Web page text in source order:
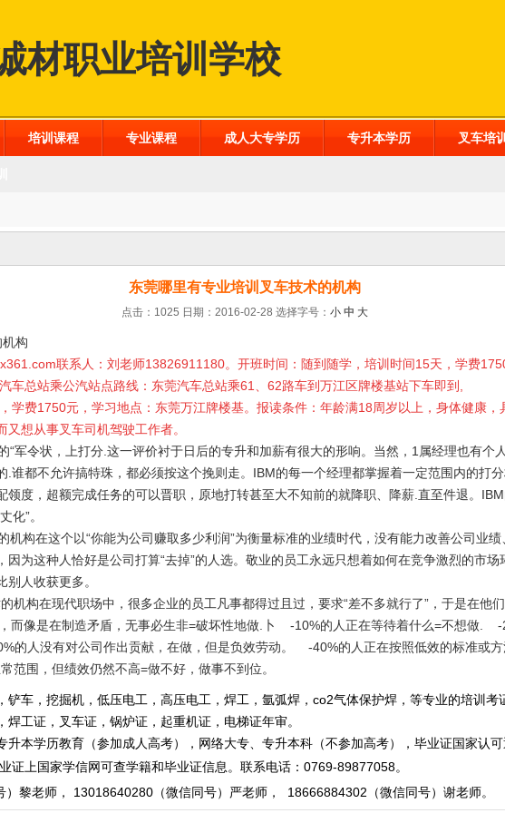
材职业培训学校
培训课程 专业课程 成人大专学历 专升本学历 叉车培训
东莞哪里有专业培训叉车技术的机构
点击：1025 日期：2016-02-28 选择字号： 小 中 大
构
联系人：刘老师13826911180。开班时间：随到随学，培训时间15天，学费
车总站乘公汽站点路线：东莞汽车总站乘61、62路车到万江区牌楼基站下车即到,
学费1750元，学习地点：东莞万江牌楼基。报读条件：年龄满18周岁以上，身体健康
想从事叉车司机驾驶工作者。
军令状，上打分.这一评价衬于日后的专升和加薪有很大的形响。当然，1属经理也有个
.谁都不允许搞特珠，都必须按这个挽则走。IBM的每一个经理都掌握着一定范围内的打
领度，超额完成任务的可以晋职，原地打转甚至大不知前的就降职、降薪.直至件退。
化”。
机构在这个以“你能为公司赚取多少利润”为衡量标准的业绩时代，没有能力改善公司业
为这种人恰好是公司打算“去掉”的人选。敬业的员工永远只想着如何在竞争激烈的市场
别人收获更多。
机构在现代职场中，很多企业的员工凡事都得过且过，要求“差不多就行了”，于是在他
而像是在制造矛盾，无事必生非=破坏性地做.卜 -10%的人正在等待着什么=不想做. -
的人没有对公司作出贡献，在做，但是负效劳动。 -40%的人正在按照低效的标准或
围，但绩效仍然不高=做不好，做事不到位。
铲车，挖掘机，低压电工，高压电工，焊工，氩弧焊，co2气体保护焊，等专业的培训考
叉车证，锅炉证，起重机证，电梯证年审。
育（参加成人高考），网络大专、专升本科（不参加高考），毕业证国家认可
信网可查学籍和毕业证信息。 联系电话 ： 0769-89877058。
黎老师， 13018640280 （微信同号）严老师 ， 18666884302 （微信同号） 谢老师。